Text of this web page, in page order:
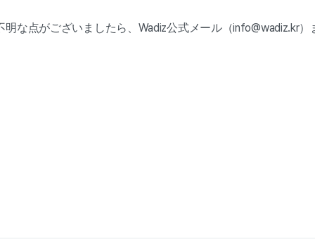
な点がございましたら、Wadiz公式メール（info@wadiz.kr